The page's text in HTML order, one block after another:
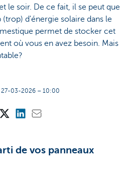
le soir. De ce fait, il se peut que
d'énergie solaire dans le
permet de stocker cet
où vous en avez besoin. Mais
27-03-2026 – 10:00
de vos panneaux